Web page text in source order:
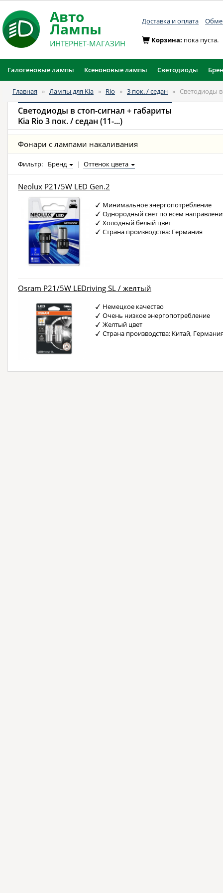
Авто
Лампы
ИНТЕРНЕТ-МАГАЗИН
Доставка и оплата
Корзина: пока пуста.
Галогеновые лампы Ксеноновые лампы Светодиоды
Главная » Лампы для Kia » Rio » 3 пок. / седан » Светодиоды
Светодиоды в стоп-сигнал + габариты
Kia Rio 3 пок. / седан (11-...)
Фонари с лампами накаливания
Фильтр: Бренд | Оттенок цвета
Neolux P21/5W LED Gen.2
Минимальное энергопотребление
Однородный свет по всем
Холодный белый цвет
Страна производства: Германия
Osram P21/5W LEDriving SL / желтый
Немецкое качество
Очень низкое энергопотребление
Желтый цвет
Страна производства: Китай,